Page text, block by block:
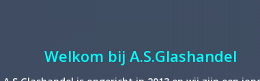
Welkom bij A.S.Glashandel